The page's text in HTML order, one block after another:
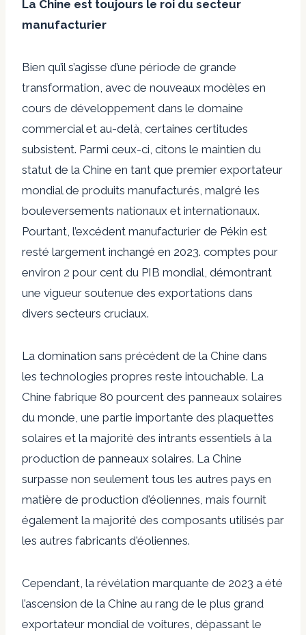
La Chine est toujours le roi du secteur
manufacturier
Bien qu’il s’agisse d’une période de grande
transformation, avec de nouveaux modèles en
cours de développement dans le domaine
commercial et au-delà, certaines certitudes
subsistent. Parmi ceux-ci, citons le maintien du
statut de la Chine en tant que premier exportateur
mondial de produits manufacturés, malgré les
bouleversements nationaux et internationaux.
Pourtant, l’excédent manufacturier de Pékin est
resté largement inchangé en 2023. comptes pour
environ 2 pour cent du PIB mondial, démontrant
une vigueur soutenue des exportations dans
divers secteurs cruciaux.
La domination sans précédent de la Chine dans
les technologies propres reste intouchable. La
Chine fabrique 80 pourcent des panneaux solaires
du monde, une partie importante des plaquettes
solaires et la majorité des intrants essentiels à la
production de panneaux solaires. La Chine
surpasse non seulement tous les autres pays en
matière de production d'éoliennes, mais fournit
également la majorité des composants utilisés par
les autres fabricants d'éoliennes.
Cependant, la révélation marquante de 2023 a été
l’ascension de la Chine au rang de le plus grand
exportateur mondial de voitures , dépassant le